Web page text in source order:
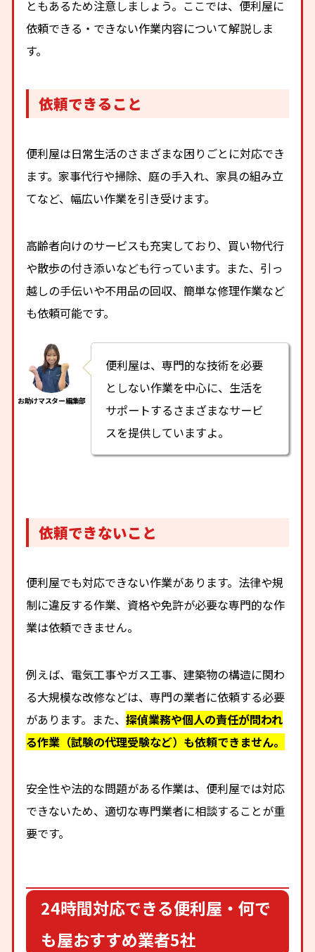
ともあるため注意しましょう。ここでは、便利屋に
依頼できる・できない作業内容について解説しま
す。
依頼できること
便利屋は日常生活のさまざまな困りごとに対応でき
ます。家事代行や掃除、庭の手入れ、家具の組み立
てなど、幅広い作業を引き受けます。
高齢者向けのサービスも充実しており、買い物代行
や散歩の付き添いなども行っています。また、引っ
越しの手伝いや不用品の回収、簡単な修理作業など
も依頼可能です。
便利屋は、専門的な技術を必要
としない作業を中心に、生活を
サポートするさまざまなサービ
スを提供していますよ。
依頼できないこと
便利屋でも対応できない作業があります。法律や規
制に違反する作業、資格や免許が必要な専門的な作
業は依頼できません。
例えば、電気工事やガス工事、建築物の構造に関わ
る大規模な改修などは、専門の業者に依頼する必要
があります。また、探偵業務や個人の責任が問われ
る作業（試験の代理受験など）も依頼できません。
安全性や法的な問題がある作業は、便利屋では対応
できないため、適切な専門業者に相談することが重
要です。
24時間対応できる便利屋・何で
も屋おすすめ業者5社